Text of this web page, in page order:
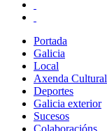
Portada
Galicia
Local
Axenda Cultural
Deportes
Galicia exterior
Sucesos
Colaboracións